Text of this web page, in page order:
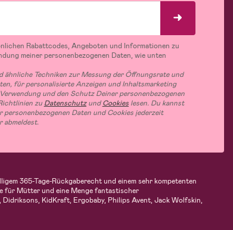
Rabattcodes, Angeboten und Informationen zu
meiner personenbezogenen Daten, wie unten
ähnliche Techniken zur Messung der Öffnungsrate und
für personalisierte Anzeigen und Inhaltsmarketing
und den Schutz Deiner personenbezogenen
zu DatenschutzundCookieslesen. Du kannst
Daten und Cookies jederzeit
abmeldest.
365-Tage-Rückgaberecht und einem sehr kompetenten
für Mütter und eine Menge fantastischer
KidKraft, Ergobaby, Philips Avent, Jack Wolfskin,